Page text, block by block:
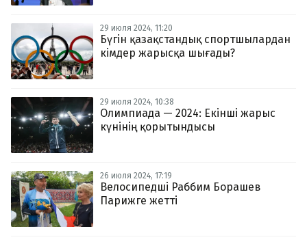
29 июля 2024, 11:20
Бүгін қазақстандық спортшылардан
кімдер жарысқа шығады?
29 июля 2024, 10:38
Олимпиада — 2024: Екінші жарыс
күнінің қорытындысы
26 июля 2024, 17:19
Велосипедші Раббим Борашев
Парижге жетті